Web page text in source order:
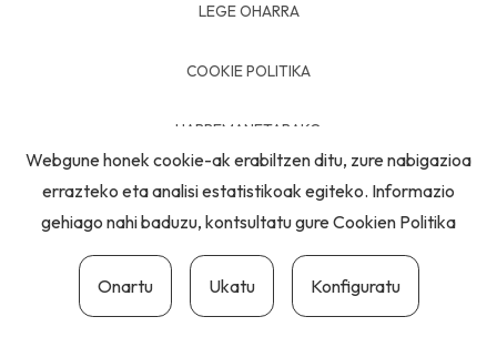
LEGE OHARRA
COOKIE POLITIKA
HARREMANETARAKO
Webgune honek cookie-ak erabiltzen ditu, zure nabigazioa
errazteko eta analisi estatistikoak egiteko. Informazio
gehiago nahi baduzu, kontsultatu gureCookien Politika
Onartu Ukatu Konfiguratu